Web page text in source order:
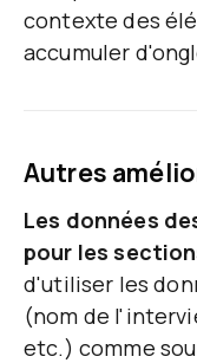
contexte des
accumuler
Autres
Les données
pour les
d'utiliser les
(nom de
etc.) comme